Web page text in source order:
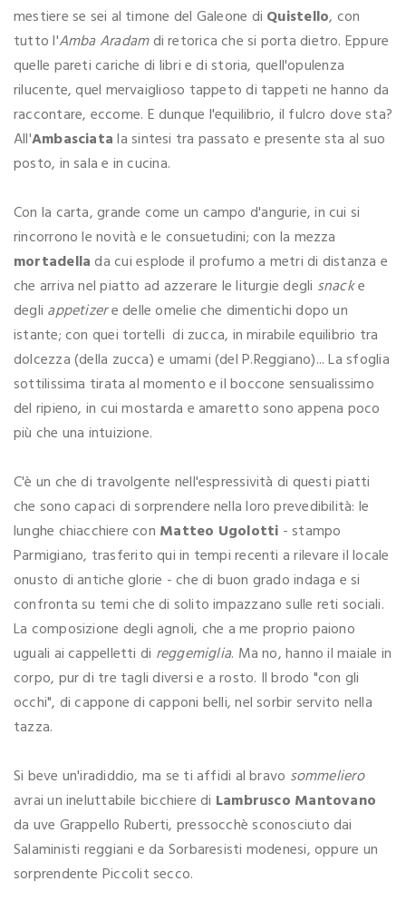
mestiere se sei al timone del Galeone di Quistello, con
tutto l'Amba Aradamdi retorica che si porta dietro. Eppure
quelle pareti cariche di libri e di storia, quell'opulenza
rilucente, quel mervaiglioso tappeto di tappeti ne hanno da
raccontare, eccome. E dunque l'equilibrio, il fulcro dove sta?
All'Ambasciatala sintesi tra passato e presente sta al suo
posto, in sala e in cucina.
Con la carta, grande come un campo d'angurie, in cui si
rincorrono le novità e le consuetudini; con la mezza
mortadellada cui esplode il profumo a metri di distanza e
che arriva nel piatto ad azzerare le liturgie degli snacke
degli appetizere delle omelie che dimentichi dopo un
istante; con quei tortelli di zucca, in mirabile equilibrio tra
dolcezza (della zucca) e umami (del P.Reggiano)... La sfoglia
sottilissima tirata al momento e il boccone sensualissimo
del ripieno, in cui mostarda e amaretto sono appena poco
più che una intuizione.
C'è un che di travolgente nell'espressività di questi piatti
che sono capaci di sorprendere nella loro prevedibilità: le
lunghe chiacchiere con Matteo Ugolotti - stampo
Parmigiano, trasferito qui in tempi recenti a rilevare il locale
onusto di antiche glorie - che di buon grado indaga e si
confronta su temi che di solito impazzano sulle reti sociali.
La composizione degli agnoli, che a me proprio paiono
uguali ai cappelletti di reggemiglia. Ma no, hanno il maiale in
corpo, pur di tre tagli diversi e a rosto. Il brodo "con gli
occhi", di cappone di capponi belli, nel sorbir servito nella
tazza.
Si beve un'iradiddio, ma se ti affidi al bravo sommeliero
avrai un ineluttabile bicchiere di Lambrusco Mantovano
da uve Grappello Ruberti, pressocchè sconosciuto dai
Salaministi reggiani e da Sorbaresisti modenesi, oppure un
sorprendente Piccolit secco.